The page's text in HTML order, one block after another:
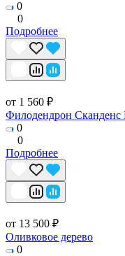
0
0
Подробнее
от 1 560 ₽
Филодендрон Сканденс
0
0
Подробнее
от 13 500 ₽
Оливковое дерево
0